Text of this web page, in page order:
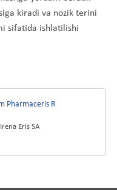
kiradi va nozik terini
sifatida ishlatilishi
Pharmaceris R
Eris SA